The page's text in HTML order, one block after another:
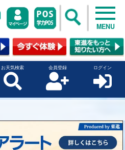
MENU
お天気検索 会員登録 ログイン